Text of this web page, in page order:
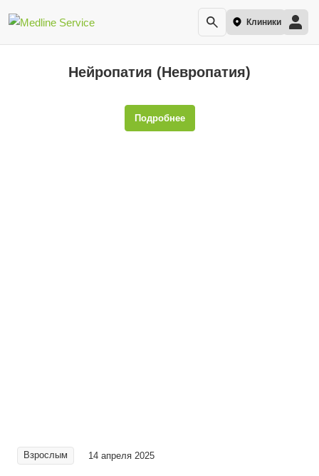
Клиники
Нейропатия (Невропатия)
Подробнее
Взрослым 14 апреля 2025